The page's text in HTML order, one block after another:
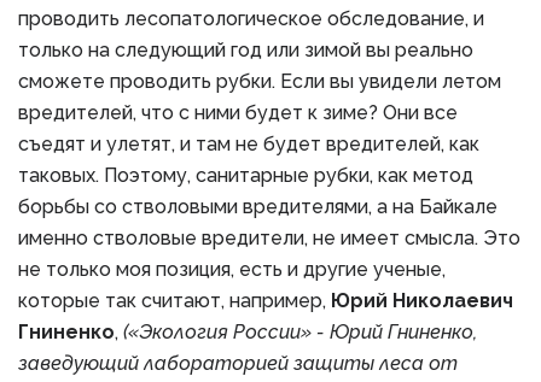
проводить лесопатологическое обследование, и
только на следующий год или зимой вы реально
сможете проводить рубки. Если вы увидели летом
вредителей, что с ними будет к зиме? Они все
съедят и улетят, и там не будет вредителей, как
таковых. Поэтому, санитарные рубки, как метод
борьбы со стволовыми вредителями, а на Байкале
именно стволовые вредители, не имеет смысла. Это
не только моя позиция, есть и другие ученые,
которые так считают, например, Юрий Николаевич
Гниненко, («Экология России» - Юрий Гниненко,
заведующий лабораторией защиты леса от